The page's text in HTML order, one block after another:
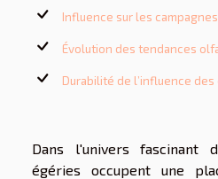
Influence sur les
Évolution des tendances
Durabilité de l’influence des
Dans l'univers fascinant
égéries occupent une